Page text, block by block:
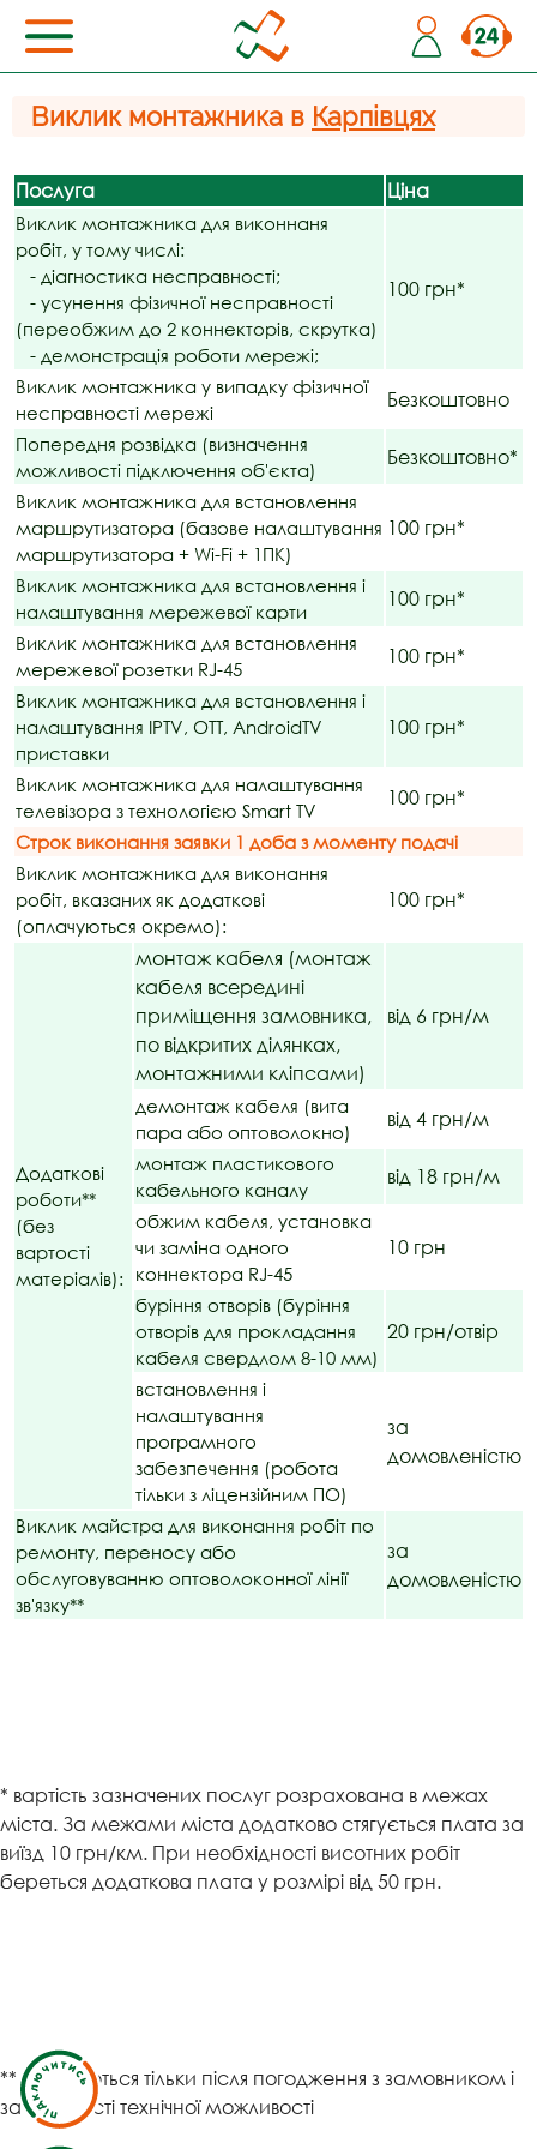
Виклик монтажника в Карпівцях
Послуга Ціна
Виклик монтажника для виконнаня
робіт, у тому числі:
- діагностика несправності;
- усунення фізичної несправності
(переобжим до 2 коннекторів, скрутка)
- демонстрація роботи мережі;
100 грн*
Виклик монтажника у випадку фізичної
несправності мережі
Безкоштовно
Попередня розвідка (визначення
можливості підключення об'єкта)
Безкоштовно*
Виклик монтажника для встановлення
маршрутизатора (базове налаштування
маршрутизатора + Wi-Fi + 1ПК)
100 грн*
Виклик монтажника для встановлення і
налаштування мережевої карти
100 грн*
Виклик монтажника для встановлення
мережевої розетки RJ-45
100 грн*
Виклик монтажника для встановлення і
налаштування IPTV, OTT, AndroidTV
приставки
100 грн*
Виклик монтажника для налаштування
телевізора з технологією Smart TV
100 грн*
Строк виконання заявки 1 доба з моменту подачі
Виклик монтажника для виконання
робіт, вказаних як додаткові
(оплачуються окремо):
100 грн*
Додаткові
роботи**
(без
вартості
матеріалів):
монтаж кабеля (монтаж
кабеля всередині
приміщення замовника,
по відкритих ділянках,
монтажними кліпсами)
від 6 грн/м
демонтаж кабеля (вита
пара або оптоволокно)
від 4 грн/м
монтаж пластикового
кабельного каналу
від 18 грн/м
обжим кабеля, установка
чи заміна одного
коннектора RJ-45
10 грн
буріння отворів (буріння
отворів для прокладання
кабеля свердлом 8-10 мм)
20 грн/отвір
встановлення і
налаштування
програмного
забезпечення (робота
тільки з ліцензійним ПО)
за
домовленістю
Виклик майстра для виконання робіт по
ремонту, переносу або
обслуговуванню оптоволоконної лінії
зв'язку**
за
домовленістю
* вартість зазначених послуг розрахована в межах
міста. За межами міста додатково стягується плата за
виїзд 10 грн/км. При необхідності висотних робіт
береться додаткова плата у розмірі від 50 грн.
** виконуються тільки після погодження з замовником і
за наявності технічної можливості